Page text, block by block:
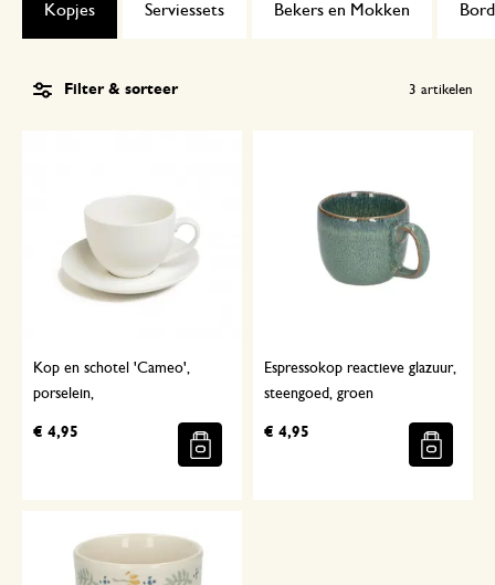
Serviessets Bekers en Mokken
Kopjes
Filter & sorteer 3 artikelen
Kop en schotel 'Cameo',
porselein,
€ 4,95
Espressokop reactieve glazuur,
steengoed, groen
€ 4,95